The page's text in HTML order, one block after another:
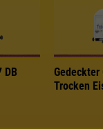
DB Gedeckter
Trocken